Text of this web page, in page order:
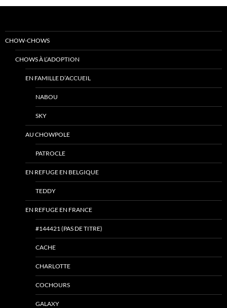
CHOW-CHOWS
CHOWS À L’ADOPTION
EN FAMILLE D’ACCUEIL
NABOU
SKY
AU CHOWPOLE
PATROCLE
EN REFUGE EN BELGIQUE
TEDDY
EN REFUGE EN FRANCE
#144421 (PAS DE TITRE)
CACHE
CHARLOTTE
COCHOURS
GALAXY